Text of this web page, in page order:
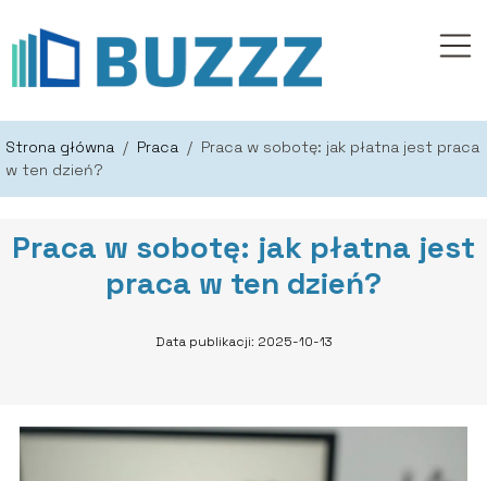
Strona główna / Praca / Praca w sobotę: jak płatna jest praca
w ten dzień?
Praca w sobotę: jak płatna jest
praca w ten dzień?
Data publikacji: 2025-10-13